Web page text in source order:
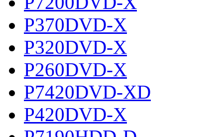
P370DVD-X
P320DVD-X
P260DVD-X
P7420DVD-XD
P420DVD-X